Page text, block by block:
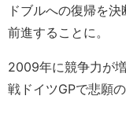
ドブルへの復帰を
前進することに。
2009年に競争力が
戦ドイツGPで悲願